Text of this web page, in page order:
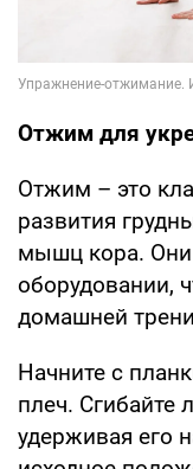
Отжим для
Отжим – это
развития
мышц кора.
оборудовании,
домашней
Начните с
плеч. Сгибайте
удерживая его